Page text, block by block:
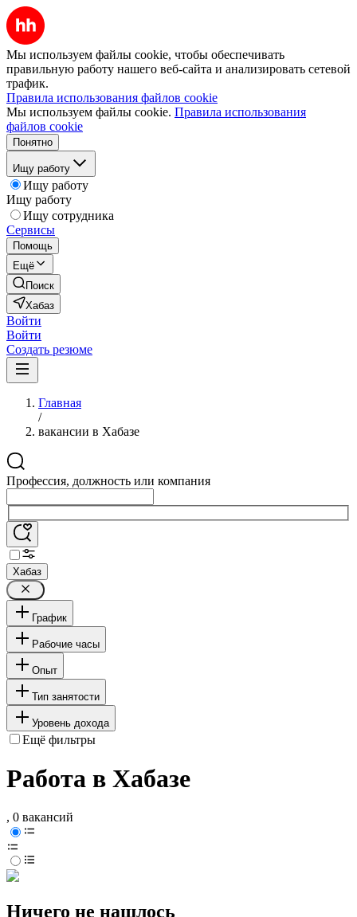
Мы используем файлы cookie, чтобы обеспечивать
правильную работу нашего веб-сайта и анализировать сетевой
трафик.
Правила использования файлов cookie
Мы используем файлы cookie. Правила использования
файлов cookie
Понятно
Ищу работу
Ищу работу
Ищу работу
Ищу сотрудника
Сервисы
Помощь
Ещё
Поиск
Хабаз
Войти
Войти
Создать резюме
Главная
/
вакансии в Хабазе
Профессия, должность или компания
Хабаз
График
Рабочие часы
Опыт
Тип занятости
Уровень дохода
Ещё фильтры
Работа в Хабазе
, 0 вакансий
Ничего не нашлось